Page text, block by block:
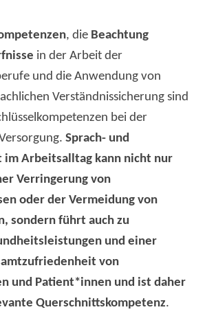
, die Beachtung
in der Arbeit der
und die Anwendung von
Verständnissicherung sind
bei der
Sprach- und
Arbeitsalltag kann nicht nur
Verringerung von
oder der Vermeidung von
sondern führt auch zu
und einer
von
und Patient*innen und ist daher
Querschnittskompetenz.